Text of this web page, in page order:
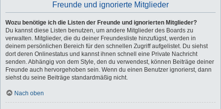
Freunde und ignorierte Mitglieder
Wozu benötige ich die Listen der Freunde und ignorierten Mitglieder?
Du kannst diese Listen benutzen, um andere Mitglieder des Boards zu
verwalten. Mitglieder, die du deiner Freundesliste hinzufügst, werden in
deinem persönlichen Bereich für den schnellen Zugriff aufgelistet. Du siehst
dort deren Onlinestatus und kannst ihnen schnell eine Private Nachricht
senden. Abhängig von dem Style, den du verwendest, können Beiträge deiner
Freunde auch hervorgehoben sein. Wenn du einen Benutzer ignorierst, dann
siehst du seine Beiträge standardmäßig nicht.
Nach oben